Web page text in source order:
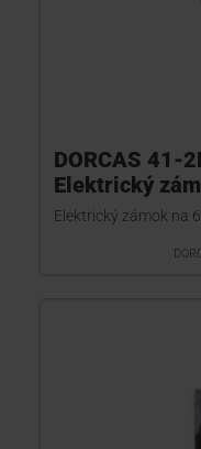
DORCAS 41-
Elektrický
Elektrický zámok na